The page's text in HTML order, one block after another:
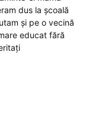
dus la școală
și pe o vecină
educat fără